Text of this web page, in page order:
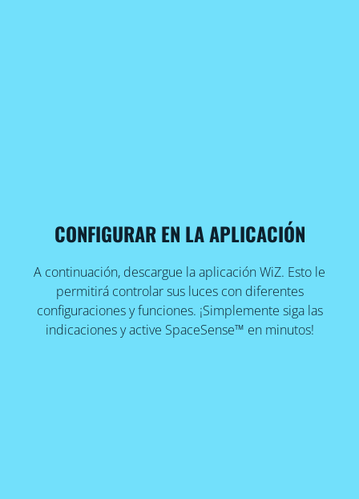
CONFIGURAR EN LA APLICACIÓN
A continuación, descargue la aplicación WiZ. Esto le
permitirá controlar sus luces con diferentes
configuraciones y funciones. ¡Simplemente siga las
indicaciones y active SpaceSense™ en minutos!